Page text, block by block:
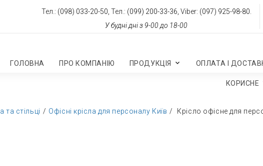
Тел.: (098) 033-20-50, Тел.: (099) 200-33-36, Viber: (097) 925-98-80.
У будні дні з 9-00 до 18-00
ГОЛОВНА ПРО КОМПАНІЮ ПРОДУКЦІЯ ОПЛАТА І
КОРИСНЕ
та стільці Офісні крісла для персоналу Київ Крісло офісне для